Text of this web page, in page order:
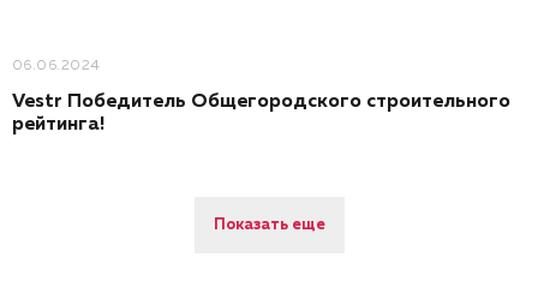
06.06.2024
Vestr Победитель Общегородского строительного
рейтинга!
Показать еще